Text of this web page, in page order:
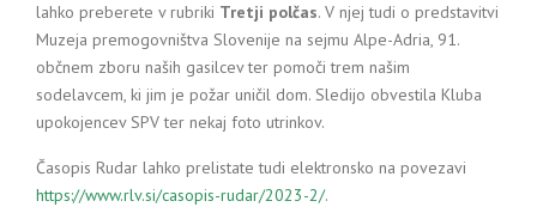
lahko preberete v rubriki Tretji polčas. V njej tudi o predstavitvi
Muzeja premogovništva Slovenije na sejmu Alpe-Adria, 91.
občnem zboru naših gasilcev ter pomoči trem našim
sodelavcem, ki jim je požar uničil dom. Sledijo obvestila Kluba
upokojencev SPV ter nekaj foto utrinkov.
Časopis Rudar lahko prelistate tudi elektronsko na povezavi
https://www.rlv.si/casopis-rudar/2023-2/.